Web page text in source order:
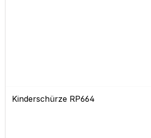
Kinderschürze RP664